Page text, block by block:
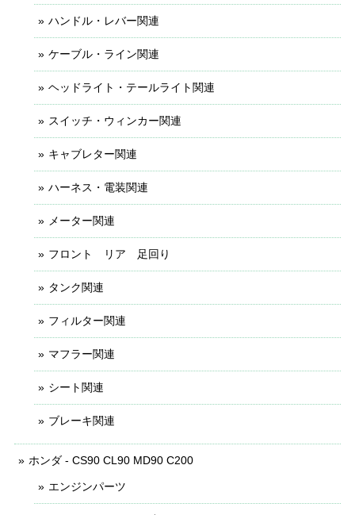
ハンドル・レバー関連
ケーブル・ライン関連
ヘッドライト・テールライト関連
スイッチ・ウィンカー関連
キャブレター関連
ハーネス・電装関連
メーター関連
フロント リア 足回り
タンク関連
フィルター関連
マフラー関連
シート関連
ブレーキ関連
ホンダ - CS90 CL90 MD90 C200
エンジンパーツ